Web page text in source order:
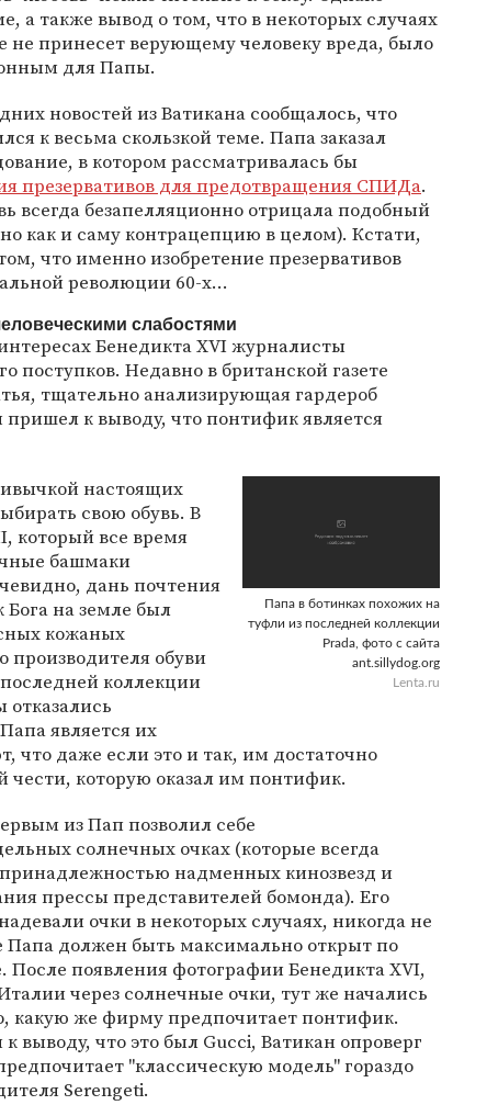
а также вывод о том, что в некоторых случаях
не принесет верующему человеку вреда, было
для Папы.
новостей из Ватикана сообщалось, что
к весьма скользкой теме. Папа заказал
в котором рассматривалась бы
презервативов для предотвращения СПИДа.
всегда безапелляционно отрицала подобный
как и саму контрацепцию в целом). Кстати,
что именно изобретение презервативов
революции 60-х…
слабостями
Бенедикта XVI журналисты
поступков. Недавно в британской газете
тщательно анализирующая гардероб
к выводу, что понтифик является
Папа в ботинках похожих на
туфли из последней коллекции
Prada, фото с сайта
ant.sillydog.org
Lenta.ru
настоящих
свою обувь. В
который все время
башмаки
дань почтения
на земле был
кожаных
производителя обуви
коллекции
является их
что даже если это и так, им достаточно
чести, которую оказал им понтифик.
из Пап позволил себе
солнечных очках (которые всегда
надменных кинозвезд и
прессы представителей бомонда). Его
очки в некоторых случаях, никогда не
Папа должен быть максимально открыт по
После появления фотографии Бенедикта XVI,
через солнечные очки, тут же начались
какую же фирму предпочитает понтифик.
выводу, что это был Gucci, Ватикан опроверг
"классическую модель" гораздо
Serengeti.